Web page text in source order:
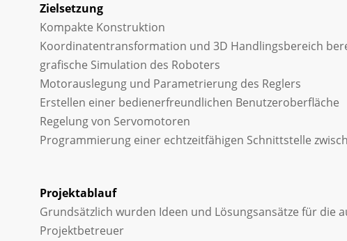
Zielsetzung
Kompakte Konstruktion
Koordinatentransformation und 3D Handlingsbereich
grafische Simulation des Roboters
Motorauslegung und Parametrierung des Reglers
Erstellen einer bedienerfreundlichen Benutzeroberfläche
Regelung von Servomotoren
Programmierung einer echtzeitfähigen Schnittstelle
Projektablauf
Grundsätzlich wurden Ideen und Lösungsansätze für die
Projektbetreuer